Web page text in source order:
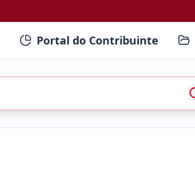
Portal do Contribuinte